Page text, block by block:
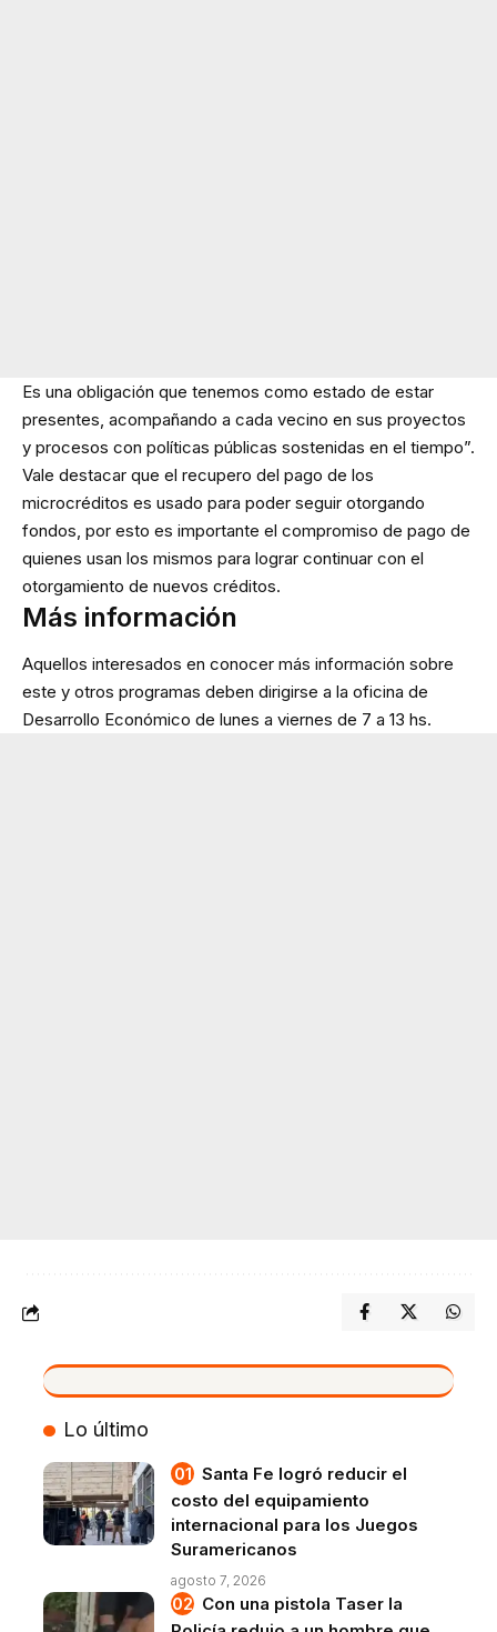
Es una obligación que tenemos como estado de estar
presentes, acompañando a cada vecino en sus proyectos
y procesos con políticas públicas sostenidas en el tiempo”.
Vale destacar que el recupero del pago de los
microcréditos es usado para poder seguir otorgando
fondos, por esto es importante el compromiso de pago de
quienes usan los mismos para lograr continuar con el
otorgamiento de nuevos créditos.
Más información
Aquellos interesados en conocer más información sobre
este y otros programas deben dirigirse a la oficina de
Desarrollo Económico de lunes a viernes de 7 a 13 hs.
VIVO
Lo último
Santa Fe logró reducir el
costo del equipamiento
internacional para los Juegos
Suramericanos
agosto 7, 2026
Con una pistola Taser la